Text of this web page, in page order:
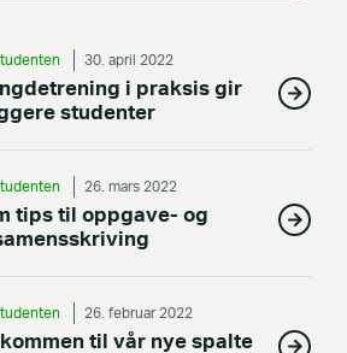
30. april 2022
i praksis gir
studenter
26. mars 2022
tips til oppgave- og
26. februar 2022
til vår nye spalte